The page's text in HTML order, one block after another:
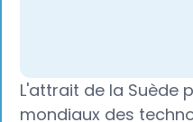
L'attrait de la Suède
mondiaux des